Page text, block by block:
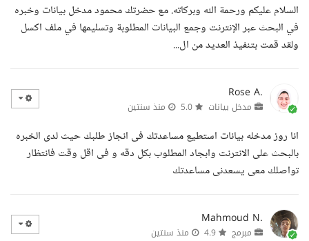
السلام عليكم ورحمة الله وبركاته. مع حضرتك محمود مدخل بيانات وخبره
في البحث عبر الإنترنت وجمع البيانات المطلوبة وتسليمها في ملف اكسل
ولقد قمت بتنفيذ العديد من ال...
Rose A.
مدخل بيانات منذ سنتين
انا روز مدخله بيانات استطيع مساعدتك فى انجاز طلبك حيث لدى الخبره
بالبحث على الانترنت وابجاد المطلوب بكل دقه و فى اقل وقت فانتظار
تواصلك معى يسعدنى مساعدتك
Mahmoud N.
مبرمج منذ سنتين